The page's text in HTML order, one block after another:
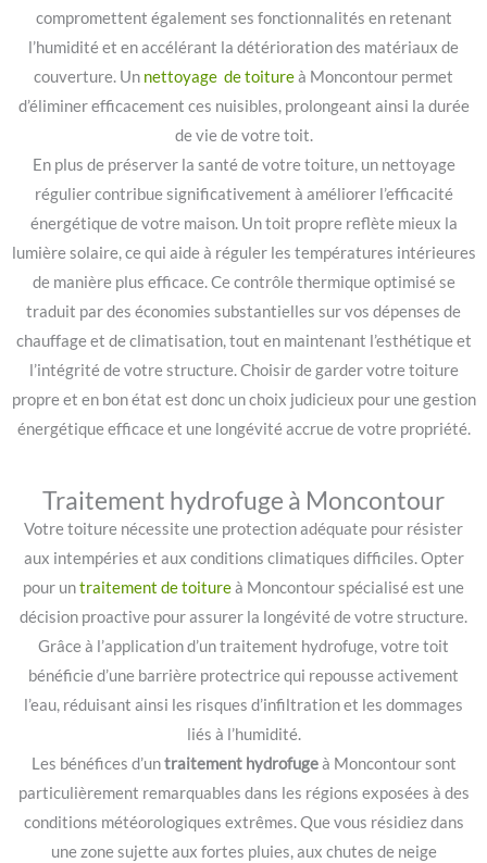
compromettent également ses fonctionnalités en retenant
l’humidité et en accélérant la détérioration des matériaux de
couverture. Un nettoyage de toitureà Moncontour permet
d’éliminer efficacement ces nuisibles, prolongeant ainsi la durée
de vie de votre toit.
En plus de préserver la santé de votre toiture, un nettoyage
régulier contribue significativement à améliorer l’efficacité
énergétique de votre maison. Un toit propre reflète mieux la
lumière solaire, ce qui aide à réguler les températures intérieures
de manière plus efficace. Ce contrôle thermique optimisé se
traduit par des économies substantielles sur vos dépenses de
chauffage et de climatisation, tout en maintenant l’esthétique et
l’intégrité de votre structure. Choisir de garder votre toiture
propre et en bon état est donc un choix judicieux pour une gestion
énergétique efficace et une longévité accrue de votre propriété.
Traitement hydrofuge à Moncontour
Votre toiture nécessite une protection adéquate pour résister
aux intempéries et aux conditions climatiques difficiles. Opter
pour untraitement de toitureà Moncontour spécialisé est une
décision proactive pour assurer la longévité de votre structure.
Grâce à l’application d’un traitement hydrofuge, votre toit
bénéficie d’une barrière protectrice qui repousse activement
l’eau, réduisant ainsi les risques d’infiltration et les dommages
liés à l’humidité.
Les bénéfices d’untraitement hydrofugeà Moncontour sont
particulièrement remarquables dans les régions exposées à des
conditions météorologiques extrêmes. Que vous résidiez dans
une zone sujette aux fortes pluies, aux chutes de neige